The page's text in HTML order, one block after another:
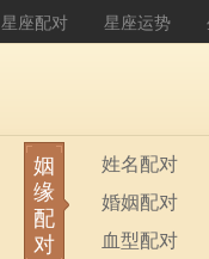
星座配对 星座运势
姻
缘
配
对
姓名配对
婚姻配对
血型配对